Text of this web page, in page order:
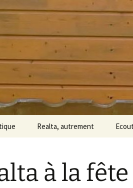
Realta, autrement
à la